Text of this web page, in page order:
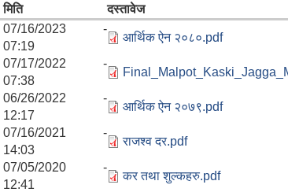
मिति दस्तावेज
07/16/2023 -
07:19
आर्थिक ऐन २०८०.pdf
07/17/2022 -
07:38
06/26/2022 -
12:17
आर्थिक ऐन २०७९.pdf
07/16/2021 -
14:03
राजश्व दर.pdf
07/05/2020 -
12:41
कर तथा शुल्कहरु.pdf